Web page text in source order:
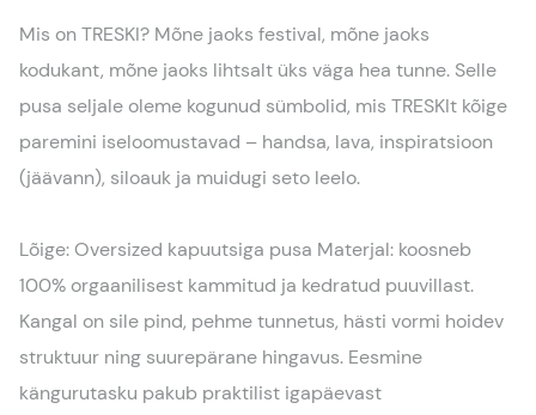
Mis on TRESKI? Mõne jaoks festival, mõne jaoks
kodukant, mõne jaoks lihtsalt üks väga hea tunne. Selle
pusa seljale oleme kogunud sümbolid, mis TRESKIt kõige
paremini iseloomustavad – handsa, lava, inspiratsioon
(jäävann), siloauk ja muidugi seto leelo.
Lõige: Oversized kapuutsiga pusa Materjal: koosneb
100% orgaanilisest kammitud ja kedratud puuvillast.
Kangal on sile pind, pehme tunnetus, hästi vormi hoidev
struktuur ning suurepärane hingavus. Eesmine
kängurutasku pakub praktilist igapäevast